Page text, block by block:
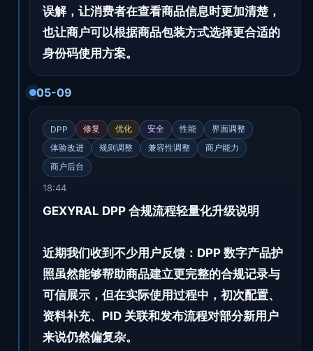
误解，让消费者在查看商品信息时更加清楚，
也让商户可以根据商品包装方式选择更合适的
身份码使用方案。
05-09
DPP 修复 优化 安全 性能
界面调整
体验改进
规则调整 兼容性调整
商户能力
商户后台
18:44
GEXYRAL DPP 合规流程轻量化升级说明
近期我们收到不少用户反馈：DPP 数字产品护
照虽然能够帮助商品建立更完整的合规记录与
可信展示，但在实际使用过程中，初次配置、
资料补充、PID 关联和发布流程对部分新用户
来说仍然偏复杂。